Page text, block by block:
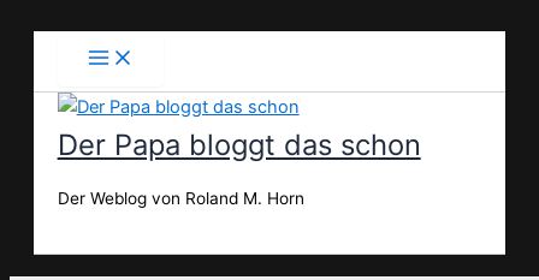
Der Papa bloggt das schon
Der Weblog von Roland M. Horn